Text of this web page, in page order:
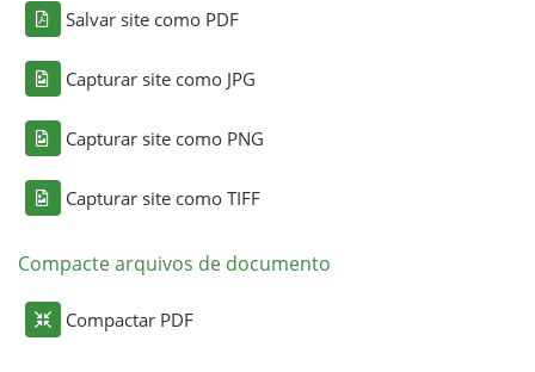
Salvar site como PDF
Capturar site como JPG
Capturar site como PNG
Capturar site como TIFF
Compacte arquivos de documento
Compactar PDF